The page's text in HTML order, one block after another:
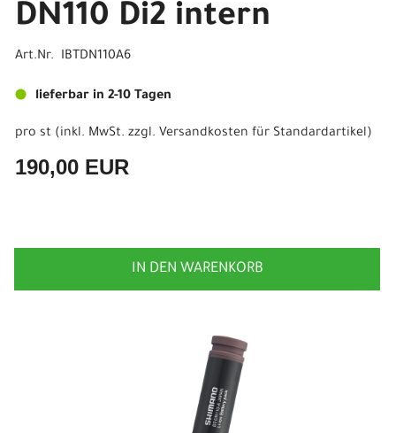
DN110 Di2 intern
Art.Nr. IBTDN110A6
lieferbar in 2-10 Tagen
pro st (inkl. MwSt. zzgl. Versandkosten für Standardartikel)
190,00 EUR
IN DEN WARENKORB